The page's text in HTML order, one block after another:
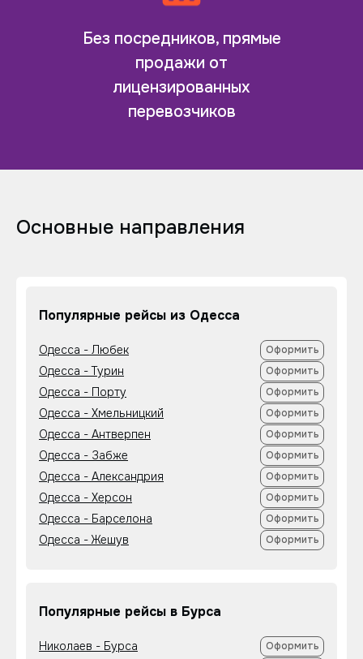
Без посредников, прямые
продажи от
лицензированных
перевозчиков
Основные направления
Популярные рейсы из Одесса
Одесса - Любек Оформить
Одесса - Турин Оформить
Одесса - Порту Оформить
Одесса - Хмельницкий Оформить
Одесса - Антверпен Оформить
Одесса - Забже Оформить
Одесса - Александрия Оформить
Одесса - Херсон Оформить
Одесса - Барселона Оформить
Одесса - Жешув Оформить
Популярные рейсы в Бурса
Николаев - Бурса Оформить